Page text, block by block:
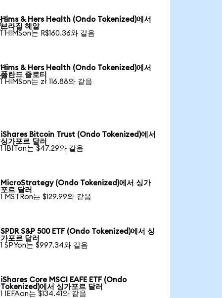
Hims & Hers Health (Ondo Tokenized)에서
브라질 헤알
1 HIMSon는 R$160.36와 같음
Hims & Hers Health (Ondo Tokenized)에서
폴란드 즐로티
1 HIMSon는 zł 116.88와 같음
iShares Bitcoin Trust (Ondo Tokenized)에서
싱가포르 달러
1 IBITon는 $47.29와 같음
MicroStrategy (Ondo Tokenized)에서 싱가
포르 달러
1 MSTRon는 $129.99와 같음
SPDR S&P 500 ETF (Ondo Tokenized)에서 싱
가포르 달러
1 SPYon는 $997.34와 같음
iShares Core MSCI EAFE ETF (Ondo
Tokenized)에서 싱가포르 달러
1 IEFAon는 $134.41와 같음